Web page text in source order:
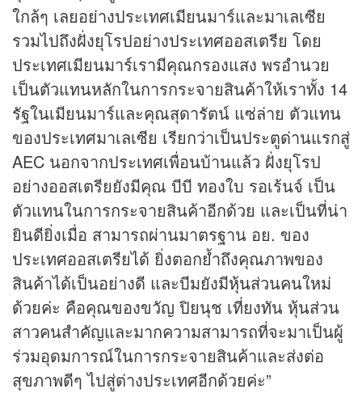
ใกล้ๆ เลยอย่างประเทศเมียนมาร์และมาเลเซีย
รวมไปถึงฝั่งยุโรปอย่างประเทศออสเตรีย โดย
ประเทศเมียนมาร์เรามีคุณกรองแสง พรอำนวย
เป็นตัวแทนหลักในการกระจายสินค้าให้เราทั้ง 14
รัฐในเมียนมาร์และคุณสุดารัตน์ แซ่ล่าย ตัวแทน
ของประเทศมาเลเซีย เรียกว่าเป็นประตูด่านแรกสู่
AEC นอกจากประเทศเพื่อนบ้านแล้ว ฝั่งยุโรป
อย่างออสเตรียยังมีคุณ บีบี ทองใบ รอเร้นจ์ เป็น
ตัวแทนในการกระจายสินค้าอีกด้วย และเป็นที่น่า
ยินดียิ่งเมื่อ สามารถผ่านมาตรฐาน อย. ของ
ประเทศออสเตรียได้ ยิ่งตอกย้ำถึงคุณภาพของ
สินค้าได้เป็นอย่างดี และบีมยังมีหุ้นส่วนคนใหม่
ด้วยค่ะ คือคุณของขวัญ ปิยนุช เที่ยงทัน หุ้นส่วน
สาวคนสำคัญและมากความสามารถที่จะมาเป็นผู้
ร่วมอุดมการณ์ในการกระจายสินค้าและส่งต่อ
สุขภาพดีๆ ไปสู่ต่างประเทศอีกด้วยค่ะ”